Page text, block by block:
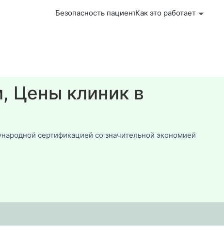
Безопасность пациентаКак это работает
Цены клиник в
сертификацией со значительной экономией